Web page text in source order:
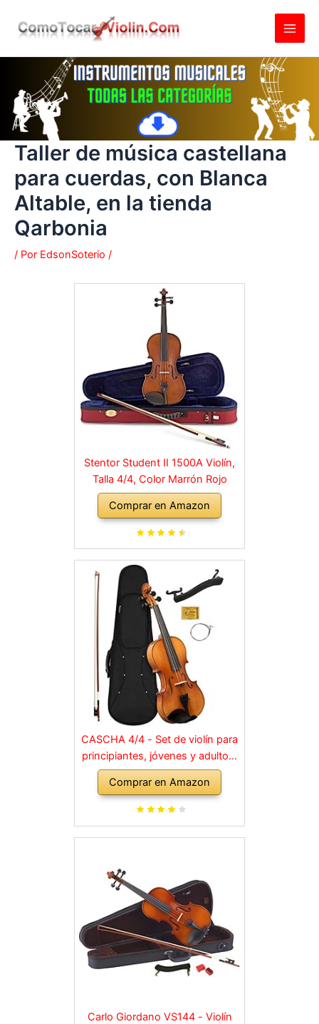
Taller de música castellana
para cuerdas, con Blanca
Altable, en la tienda
Qarbonia
/ Por EdsonSoterio /
Stentor Student II 1500A Violín,
Talla 4/4, Color Marrón Rojo
Comprar en Amazon
CASCHA 4/4 - Set de violín para
principiantes, jóvenes y adultos,
violín macizo con arco, colofonia,
cuerdas de repuesto, soporte
para hombro, maletín, abeto
Comprar en Amazon
Carlo Giordano VS144 - Violín